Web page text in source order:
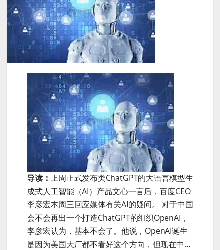
导读： 上周正式发布类ChatGPT的大语言模型生
成式人工智能（AI）产品文心一言后，百度CEO
李彦宏本周三回应媒体有关AI的疑问。 对于中国
会不会再出一个打造ChatGPT的组织OpenAI，
李彦宏认为，基本不会了。他说，OpenAI诞生
是因为美国大厂都不看好这个方向，但现在中…